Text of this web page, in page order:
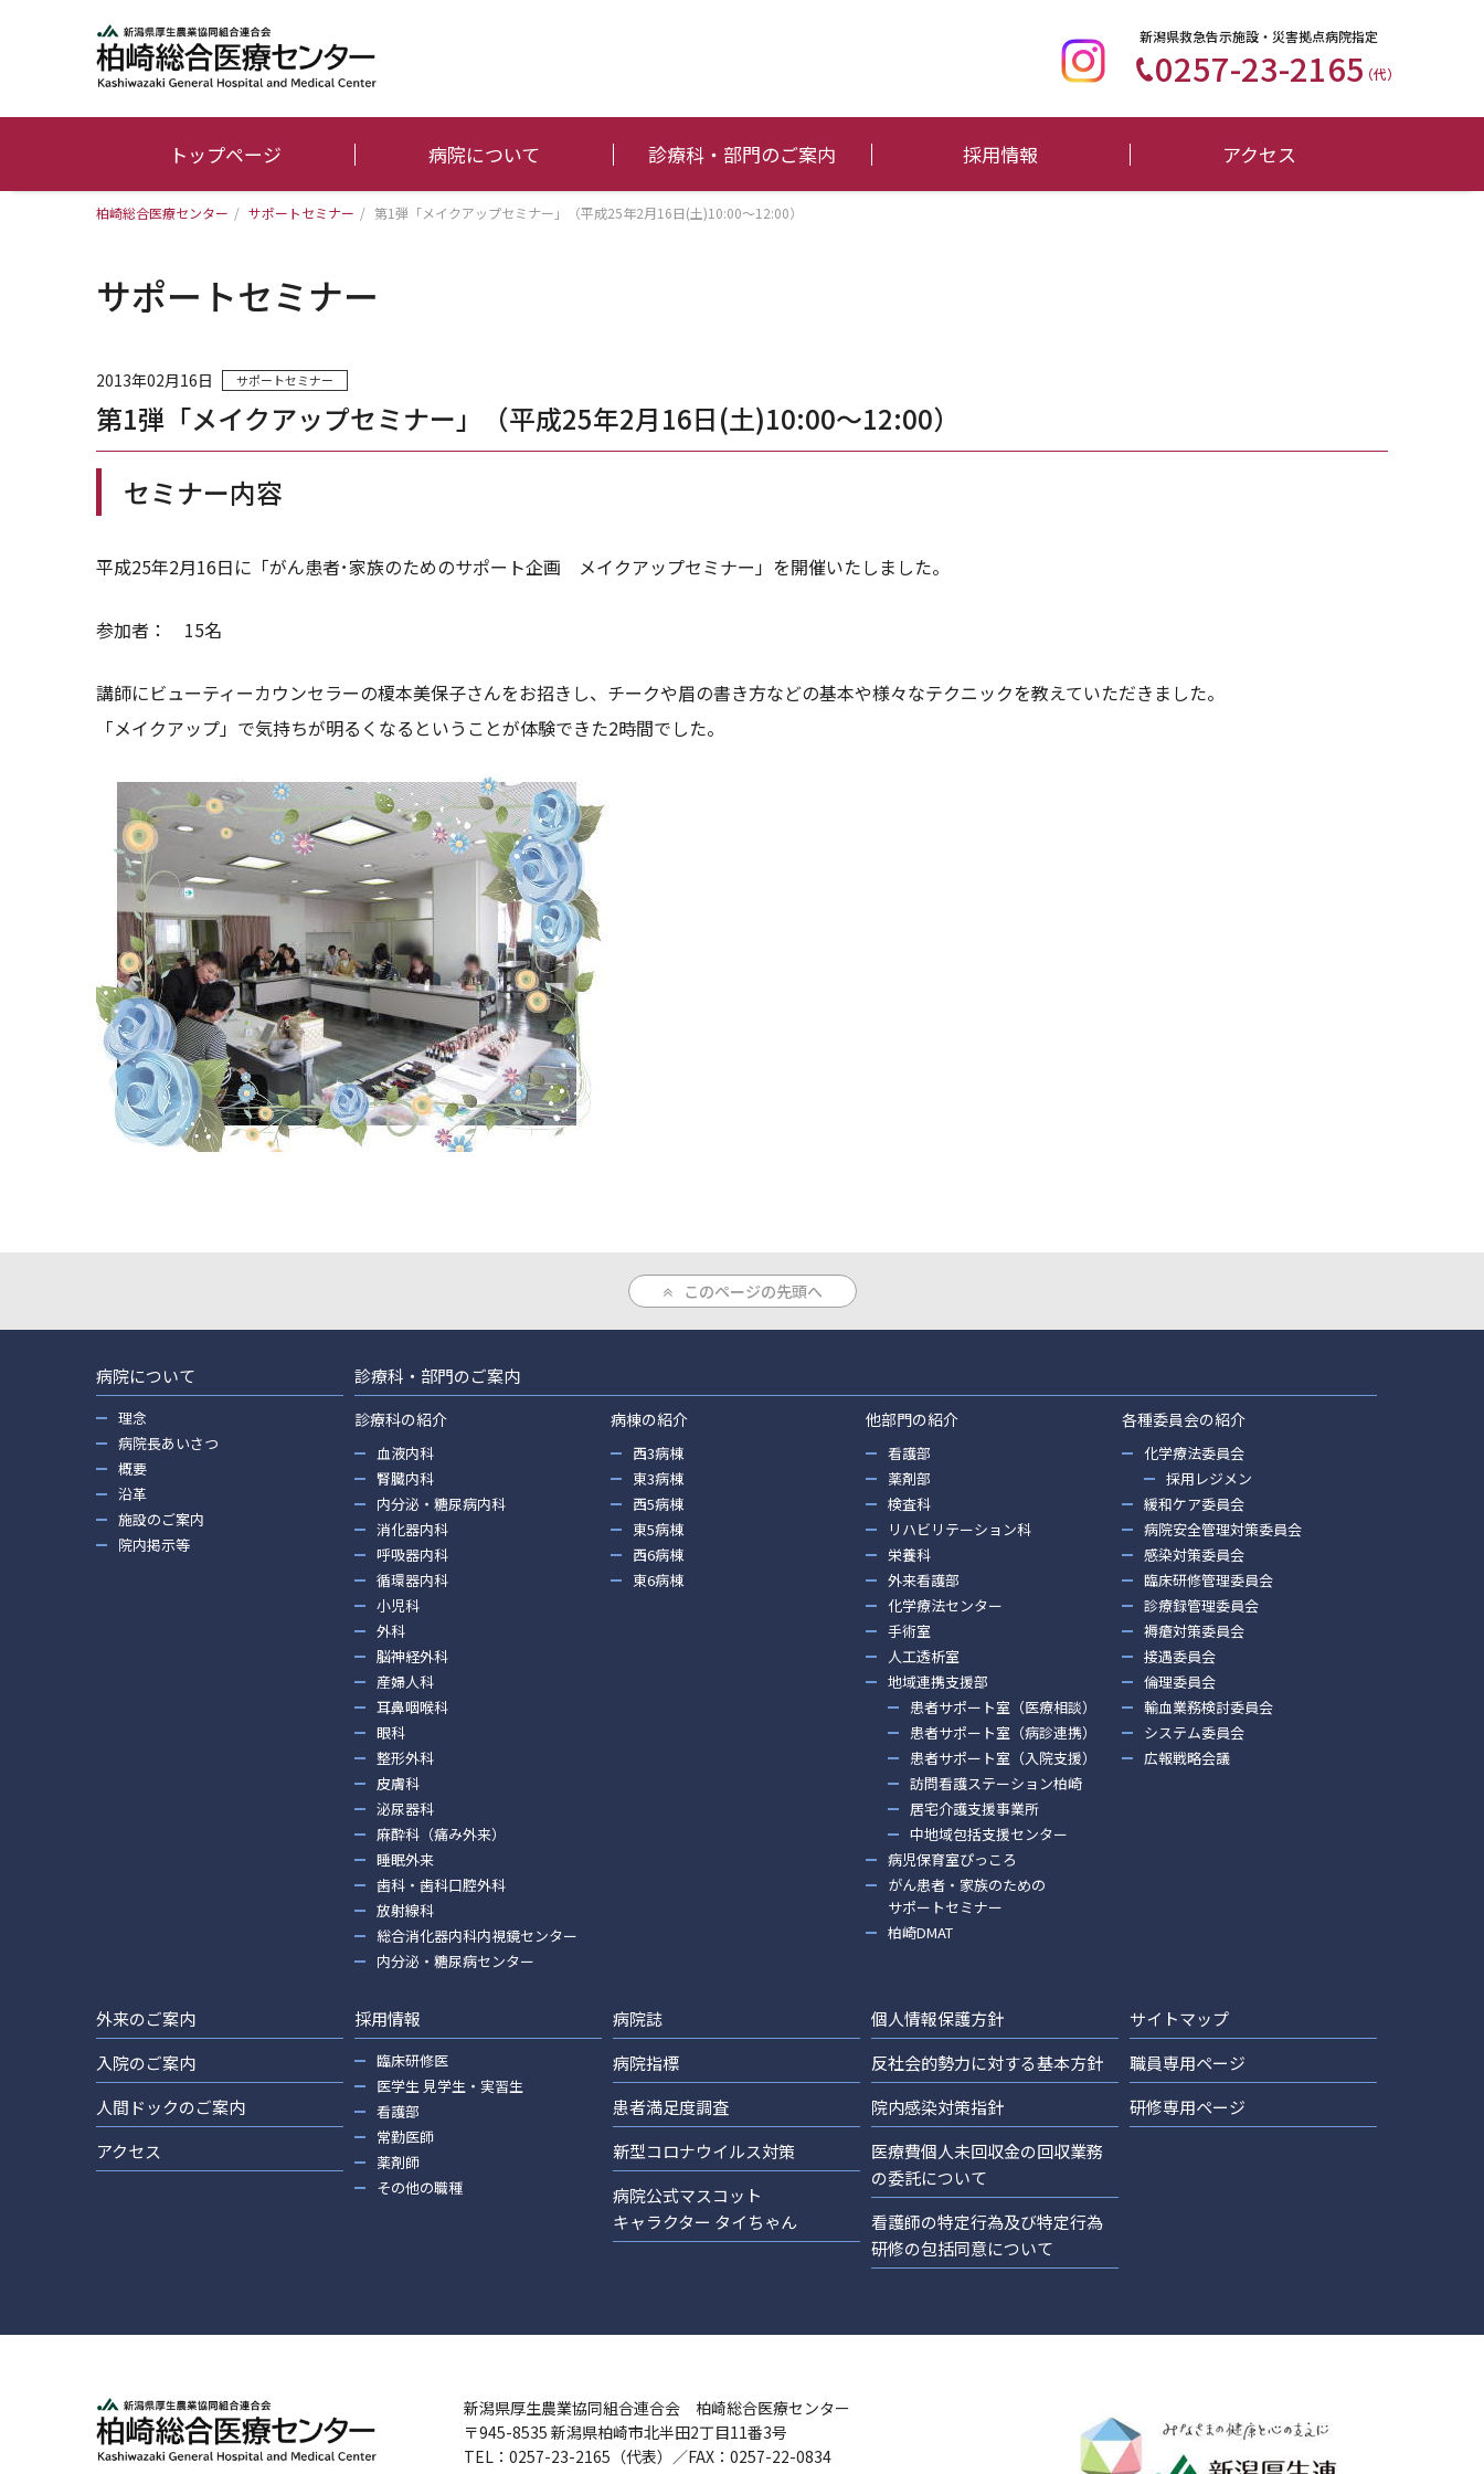
新潟県救急告示施設・災害拠点病院指定
0257-23-2165（代）
トップページ 病院について 診療科・部門のご案内 採用情報 アクセス
柏崎総合医療センター / サポートセミナー / 第1弾「メイクアップセミナー」（平成25年2月16日(土)10:00～12:00）
サポートセミナー
2013年02月16日 サポートセミナー
第1弾「メイクアップセミナー」（平成25年2月16日(土)10:00～12:00）
セミナー内容
平成25年2月16日に「がん患者･家族のためのサポート企画 メイクアップセミナー」を開催いたしました。
参加者： 15名
講師にビューティーカウンセラーの榎本美保子さんをお招きし、チークや眉の書き方などの基本や様々なテクニックを教えていただきました。
「メイクアップ」で気持ちが明るくなるということが体験できた2時間でした。
このページの先頭へ
病院について
理念
病院長あいさつ
概要
沿革
施設のご案内
院内掲示等
診療科・部門のご案内
診療科の紹介
血液内科
腎臓内科
内分泌・糖尿病内科
消化器内科
呼吸器内科
循環器内科
小児科
外科
脳神経外科
産婦人科
耳鼻咽喉科
眼科
整形外科
皮膚科
泌尿器科
麻酔科（痛み外来）
睡眠外来
歯科・歯科口腔外科
放射線科
総合消化器内科内視鏡センター
内分泌・糖尿病センター
病棟の紹介
西3病棟
東3病棟
西5病棟
東5病棟
西6病棟
東6病棟
他部門の紹介
看護部
薬剤部
検査科
リハビリテーション科
栄養科
外来看護部
化学療法センター
手術室
人工透析室
地域連携支援部
患者サポート室（医療相談）
患者サポート室（病診連携）
患者サポート室（入院支援）
訪問看護ステーション柏崎
居宅介護支援事業所
中地域包括支援センター
病児保育室ぴっころ
がん患者・家族のための
サポートセミナー
柏崎DMAT
各種委員会の紹介
化学療法委員会
採用レジメン
緩和ケア委員会
病院安全管理対策委員会
感染対策委員会
臨床研修管理委員会
診療録管理委員会
褥瘡対策委員会
接遇委員会
倫理委員会
輸血業務検討委員会
システム委員会
広報戦略会議
外来のご案内
入院のご案内
人間ドックのご案内
アクセス
採用情報
臨床研修医
医学生 見学生・実習生
看護部
常勤医師
薬剤師
その他の職種
病院誌
病院指標
患者満足度調査
新型コロナウイルス対策
病院公式マスコット
キャラクター タイちゃん
個人情報保護方針
反社会的勢力に対する基本方針
院内感染対策指針
医療費個人未回収金の回収業務
の委託について
看護師の特定行為及び特定行為
研修の包括同意について
サイトマップ
職員専用ページ
研修専用ページ
新潟県厚生農業協同組合連合会 柏崎総合医療センター
〒945-8535 新潟県柏崎市北半田2丁目11番3号
TEL：0257-23-2165（代表）／FAX：0257-22-0834